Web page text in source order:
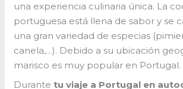
una experiencia culinaria única. La
portuguesa está llena de sabor y se
una gran variedad de especias
canela,…). Debido a su ubicación
marisco es muy popular en Portugal.
Durantetu viaje a Portugal en